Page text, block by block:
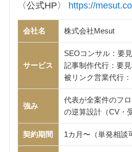
〈公式HP〉 https://
会社名 株式会社Mesut
サービス
SEOコンサル：要
記事制作代行：要
被リンク営業代行
強み
代表が全案件のフ
の逆算設計（CV・
契約期間 1カ月〜（単発相談